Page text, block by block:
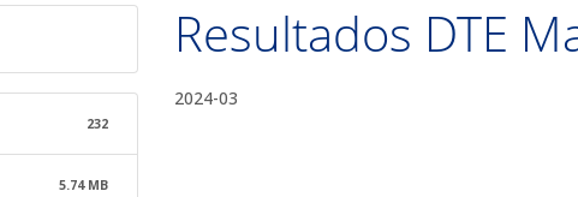
232
5.74 MB
Resultados DTE
2024-03